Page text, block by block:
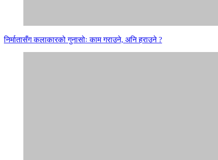
निर्मातासँग कलाकारको गुनासोः काम गराउने, अनि हराउने ?